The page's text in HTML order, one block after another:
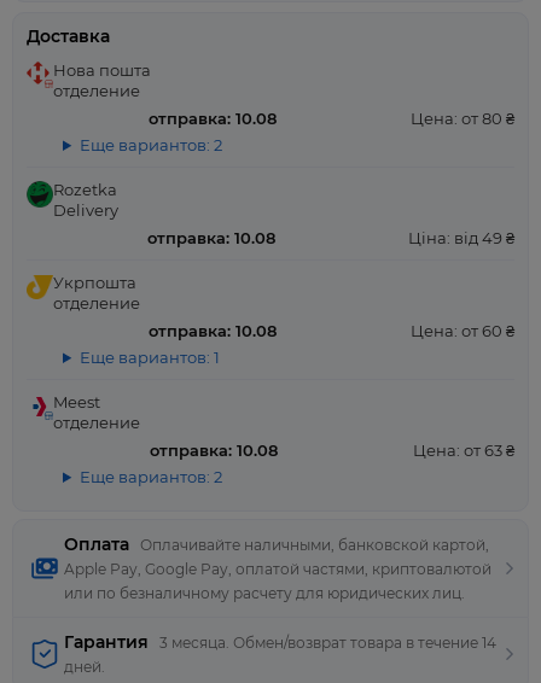
Оплата
Оплачивайте наличными, банковской картой,
Apple Pay, Google Pay, оплатой частями, криптовалютой
или по безналичному расчету для юридических лиц.
Доставка
Нова пошта
отделение
отправка: 10.08
Цена: от 80 ₴
Еще вариантов: 2
Rozetka
Delivery
отправка: 10.08
Ціна: від 49 ₴
Укрпошта
отделение
отправка: 10.08
Цена: от 60 ₴
Еще вариантов: 1
Meest
отделение
отправка: 10.08
Цена: от 63 ₴
Еще вариантов: 2
Гарантия
3 месяца. Обмен/возврат товара в течение 14
дней.